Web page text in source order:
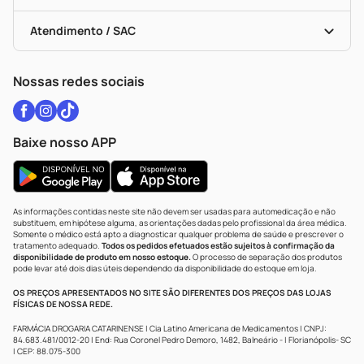
Bulas De A A Z
Políticas De Marketplace
Autoteste Covid-19
Vacinas
Portal Da Privacidade
Atendimento / SAC
Nossas redes sociais
Baixe nosso APP
As informações contidas neste site não devem ser usadas para automedicação e não
substituem, em hipótese alguma, as orientações dadas pelo profissional da área médica.
Somente o médico está apto a diagnosticar qualquer problema de saúde e prescrever o
tratamento adequado. Todos os pedidos efetuados estão sujeitos à confirmação da
disponibilidade de produto em nosso estoque.O processo de separação dos produtos
pode levar até dois dias úteis dependendo da disponibilidade do estoque em loja.
OS PREÇOS APRESENTADOS NO SITE SÃO DIFERENTES DOS PREÇOS DAS LOJAS
FÍSICAS DE NOSSA REDE.
FARMÁCIA DROGARIA CATARINENSE | Cia Latino Americana de Medicamentos | CNPJ:
84.683.481/0012-20 | End: Rua Coronel Pedro Demoro, 1482, Balneário - | Florianópolis- SC
| CEP: 88.075-300